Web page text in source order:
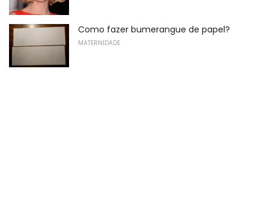
Como fazer bumerangue de papel?
MATERNIDADE